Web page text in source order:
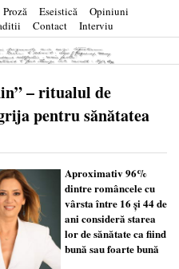
Proză Eseistică
Opiniuni
Contact Interviu
– ritualul de
pentru sănătatea
Aproximativ 96%
dintre româncele cu
vârsta între 16 și 44 de
ani consideră starea
lor de sănătate ca fiind
bună sau foarte bună